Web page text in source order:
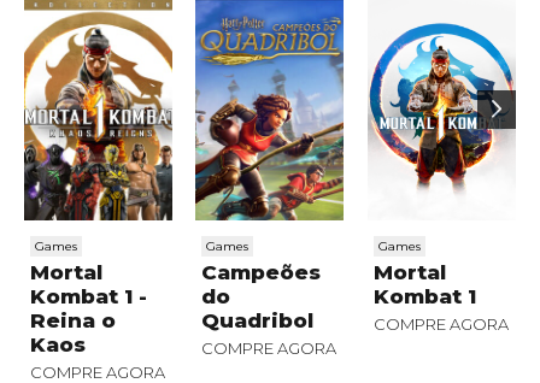
Games
Mortal
Kombat 1 -
Reina o
Kaos
COMPRE AGORA
Games
Campeões
do
Quadribol
COMPRE AGORA
Games
Mortal
Kombat 1
COMPRE AGORA